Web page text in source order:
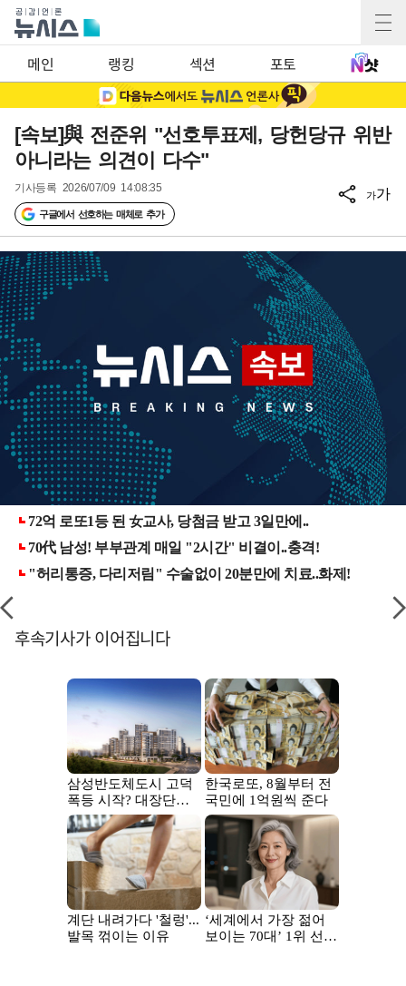
메인 랭킹 섹션 포토
[속보]與 전준위 "선호투표제, 당헌당규 위반
아니라는 의견이 다수"
기사등록 2026/07/09 14:08:35
구글에서 선호하는 매체로 추가
가가
후속기사가 이어집니다